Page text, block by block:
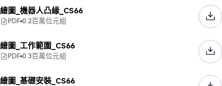
繪圖_機器人凸緣_CS66
PDF 0.2百萬位元組
繪圖_工作範圍_CS66
PDF 0.3百萬位元組
繪圖_基礎安裝_CS66